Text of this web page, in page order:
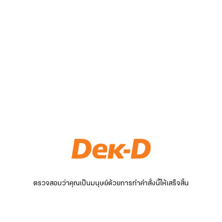
ตรวจสอบว่าคุณเป็นมนุษย์ด้วยการทำคำสั่งนี้ให้เสร็จสิ้น